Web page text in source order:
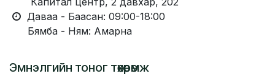
Даваа - Баасан: 09:00-18:00
Бямба - Ням: Амарна
Эмнэлгийн тоног төхөөрөмж